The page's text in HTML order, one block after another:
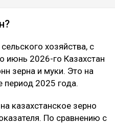
хозяйства, с
июнь 2026-го Казахстан
зерна и муки. Это на
период 2025 года.
казахстанское зерно
По сравнению с